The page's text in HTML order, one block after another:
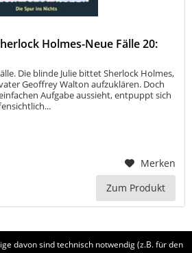
Holmes-Neue Fälle 20:
Die blinde Julie bittet Sherlock Holmes,
Geoffrey Walton aufzuklären. Doch
Aufgabe aussieht, entpuppt sich
Merken
Zum Produkt
davon sind technisch notwendig (z.B. für den